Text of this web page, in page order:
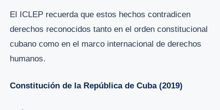
El ICLEP recuerda que estos hechos contradicen
derechos reconocidos tanto en el orden constitucional
cubano como en el marco internacional de derechos
humanos.
Constitución de la República de Cuba (2019)